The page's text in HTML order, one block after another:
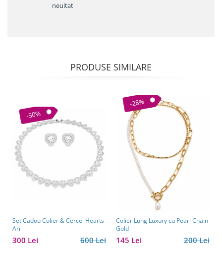
neuitat
PRODUSE SIMILARE
-50%
Set Cadou Colier & Cercei Hearts
Ari
600 Lei
300 Lei
-28%
Colier Lung Luxury cu Pearl Chain
Gold
200 Lei
145 Lei